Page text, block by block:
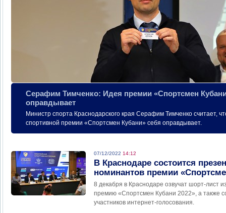
Серафим Тимченко: Идея премии «Спортсмен
оправдывает
Министр спорта Краснодарского края Серафим Тимченко считает,
спортивной премии «Спортсмен Кубани» себя оправдывает.
07/12/2022 14:12
В Краснодаре состоится
номинантов премии
8 декабря в Краснодаре озвучат шорт-лист
премию «Спортсмен Кубани 2022», а также
участников интернет-голосования.